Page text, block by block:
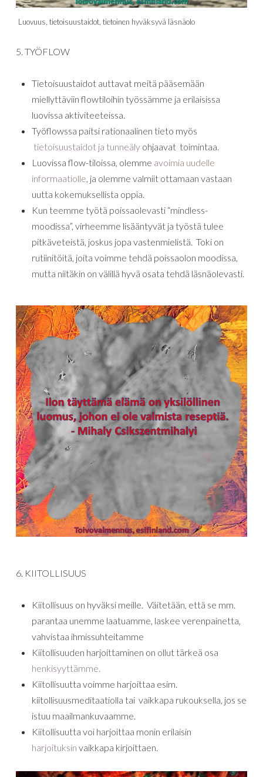
Luovuus, tietoisuustaidot, tietoinen hyväksyvä läsnäolo
5. TYÖFLOW
Tietoisuustaidot auttavat meitä pääsemään
miellyttäviin flowtiloihin työssämme ja erilaisissa
luovissa aktiviteeteissa.
Työflowssa paitsi rationaalinen tieto myös
tietoisuustaidot ja tunneäly ohjaavat toimintaa.
Luovissa flow-tiloissa, olemme avoimia uudelle
informaatiolle, ja olemme valmiit ottamaan vastaan
uutta kokemuksellista oppia.
Kun teemme työtä poissaolevasti “mindless-
moodissa”, virheemme lisääntyvät ja työstä tulee
pitkäveteistä, joskus jopa vastenmielistä. Toki on
rutiinitöitä, joita voimme tehdä poissaolon moodissa,
mutta niitäkin on välillä hyvä osata tehdä läsnäolevasti.
6. KIITOLLISUUS
Kiitollisuus on hyväksi meille. Väitetään, että se mm.
parantaa unemme laatuamme, laskee verenpainetta,
vahvistaa ihmissuhteitamme
Kiitollisuuden harjoittaminen on ollut tärkeä osa
henkisyyttämme.
Kiitollisuutta voimme harjoittaa esim.
kiitollisuusmeditaatiolla tai vaikkapa rukouksella, jos se
istuu maailmankuvaamme.
Kiitollisuutta voi harjoittaa monin erilaisin
harjoituksin vaikkapa kirjoittaen.